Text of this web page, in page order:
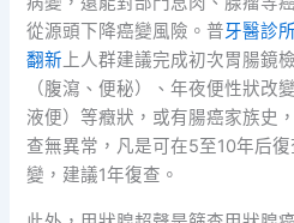
從源頭下降癌變風險。普牙醫診
翻新 上人群建議完成初次胃腸鏡
（腹瀉、便秘）、年夜便性狀改
液便）等癥狀，或有腸癌家族史
查無異常，凡是可在5至10年后
變，建議1年復查。